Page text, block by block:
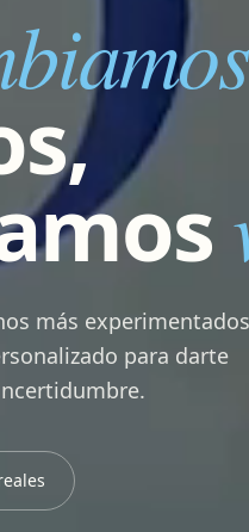
más experimentados
para darte